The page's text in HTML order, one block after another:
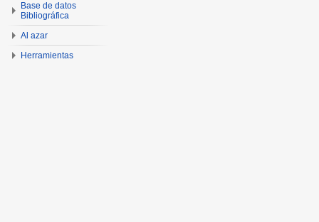
Base de datos
Bibliográfica
Al azar
Herramientas